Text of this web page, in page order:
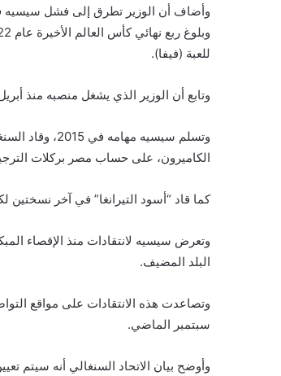
وأضاف أن الوزير تطرق إلى فشل سيسيه في
للعبة (فيفا).
وتابع أن الوزير الذي يشغل منصبه منذ
الكاميرون، على حساب مصر بركلات الترجيح، بعد وصولها
كما قاد “أسود التيرانغا” في آخر
وتعرض سيسيه لانتقادات منذ الإقصاء
البلد المضيف.
سبتمبر الماضي.
وأوضح بيان الاتحاد السنغالي أنه سيتم